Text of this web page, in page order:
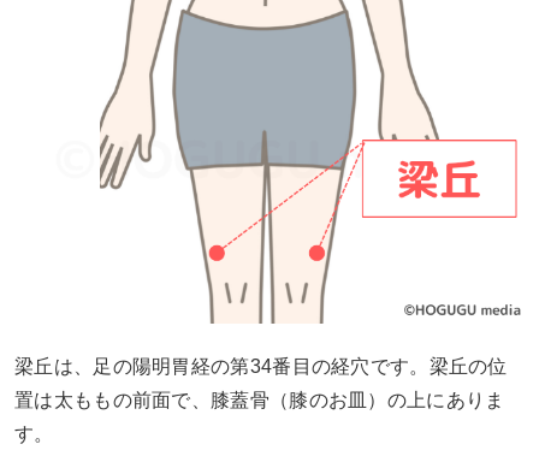
梁丘は、足の陽明胃経の第34番目の経穴です。梁丘の位
置は太ももの前面で、膝蓋骨（膝のお皿）の上にありま
す。